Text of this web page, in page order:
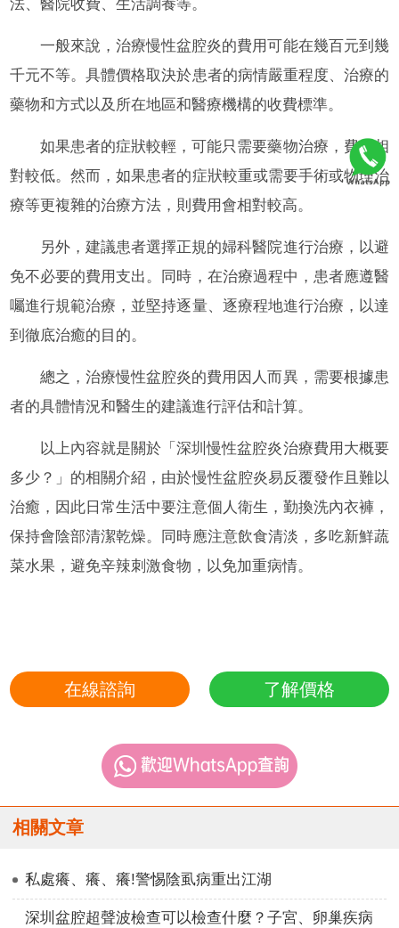
法、醫院收費、生活調養等。
一般來說，治療慢性盆腔炎的費用可能在幾百元到幾
千元不等。具體價格取決於患者的病情嚴重程度、治療的
藥物和方式以及所在地區和醫療機構的收費標準。
如果患者的症狀較輕，可能只需要藥物治療，費用相
對較低。然而，如果患者的症狀較重或需要手術或物理治
療等更複雜的治療方法，則費用會相對較高。
另外，建議患者選擇正規的婦科醫院進行治療，以避
免不必要的費用支出。同時，在治療過程中，患者應遵醫
囑進行規範治療，並堅持逐量、逐療程地進行治療，以達
到徹底治癒的目的。
總之，治療慢性盆腔炎的費用因人而異，需要根據患
者的具體情況和醫生的建議進行評估和計算。
以上內容就是關於「深圳慢性盆腔炎治療費用大概要
多少？」的相關介紹，由於慢性盆腔炎易反覆發作且難以
治癒，因此日常生活中要注意個人衛生，勤換洗內衣褲，
保持會陰部清潔乾燥。同時應注意飲食清淡，多吃新鮮蔬
菜水果，避免辛辣刺激食物，以免加重病情。
在線諮詢 了解價格
相關文章
私處癢、癢、癢!警惕陰虱病重出江湖
深圳盆腔超聲波檢查可以檢查什麼？子宮、卵巢疾病